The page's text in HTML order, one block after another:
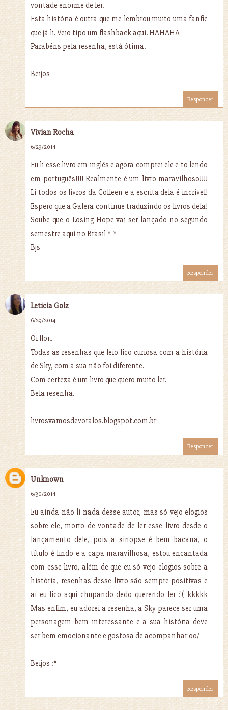
vontade enorme de ler.
Esta história é outra que me lembrou muito uma fanfic
que já li. Veio tipo um flashback aqui. HAHAHA
Parabéns pela resenha, está ótima.
Beijos
Responder
Vivian Rocha
6/29/2014
Eu li esse livro em inglês e agora comprei ele e to lendo
em português!!!! Realmente é um livro maravilhoso!!!!
Li todos os livros da Colleen e a escrita dela é incrivel!
Espero que a Galera continue traduzindo os livros dela!
Soube que o Losing Hope vai ser lançado no segundo
semestre aqui no Brasil *-*
Bjs
Responder
Leticia Golz
6/29/2014
Oi flor..
Todas as resenhas que leio fico curiosa com a história
de Sky, com a sua não foi diferente.
Com certeza é um livro que quero muito ler.
Bela resenha.
livrosvamosdevoralos.blogspot.com.br
Responder
Unknown
6/30/2014
Eu ainda não li nada desse autor, mas só vejo elogios
sobre ele, morro de vontade de ler esse livro desde o
lançamento dele, pois a sinopse é bem bacana, o
título é lindo e a capa maravilhosa, estou encantada
com esse livro, além de que eu só vejo elogios sobre a
história, resenhas desse livro são sempre positivas e
ai eu fico aqui chupando dedo querendo ler :'( kkkkk
Mas enfim, eu adorei a resenha, a Sky parece ser uma
personagem bem interessante e a sua história deve
ser bem emocionante e gostosa de acompanhar oo/
Beijos :*
Responder